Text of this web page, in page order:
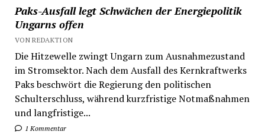
Paks-Ausfall legt Schwächen der Energiepolitik
Ungarns offen
VON REDAKTION
Die Hitzewelle zwingt Ungarn zum Ausnahmezustand
im Stromsektor. Nach dem Ausfall des Kernkraftwerks
Paks beschwört die Regierung den politischen
Schulterschluss, während kurzfristige Notmaßnahmen
und langfristige...
1 Kommentar